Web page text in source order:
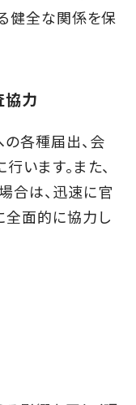
健全な関係を保
協力
各種届出、会
います。また、
合は、迅速に官
全面的に協力し